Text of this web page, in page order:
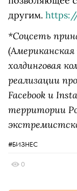
другим.
*Соцсеть
холдинговая
реализации
Facebook и
территории
#БИЗНЕС
0